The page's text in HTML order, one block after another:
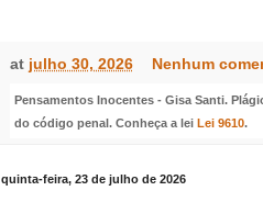
at julho 30, 2026 Nenhum
Pensamentos Inocentes - Gisa Santi.
do código penal. Conheça a leiLei 9610.
quinta-feira, 23 de julho de 2026